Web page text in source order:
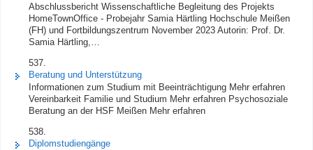
Abschlussbericht Wissenschaftliche Begleitung des Projekts
HomeTownOffice - Probejahr Samia Härtling Hochschule Meißen
(FH) und Fortbildungszentrum November 2023 Autorin: Prof. Dr.
Samia Härtling,…
537.
Beratung und Unterstützung
Informationen zum Studium mit Beeinträchtigung Mehr erfahren
Vereinbarkeit Familie und Studium Mehr erfahren Psychosoziale
Beratung an der HSF Meißen Mehr erfahren
538.
Diplomstudiengänge